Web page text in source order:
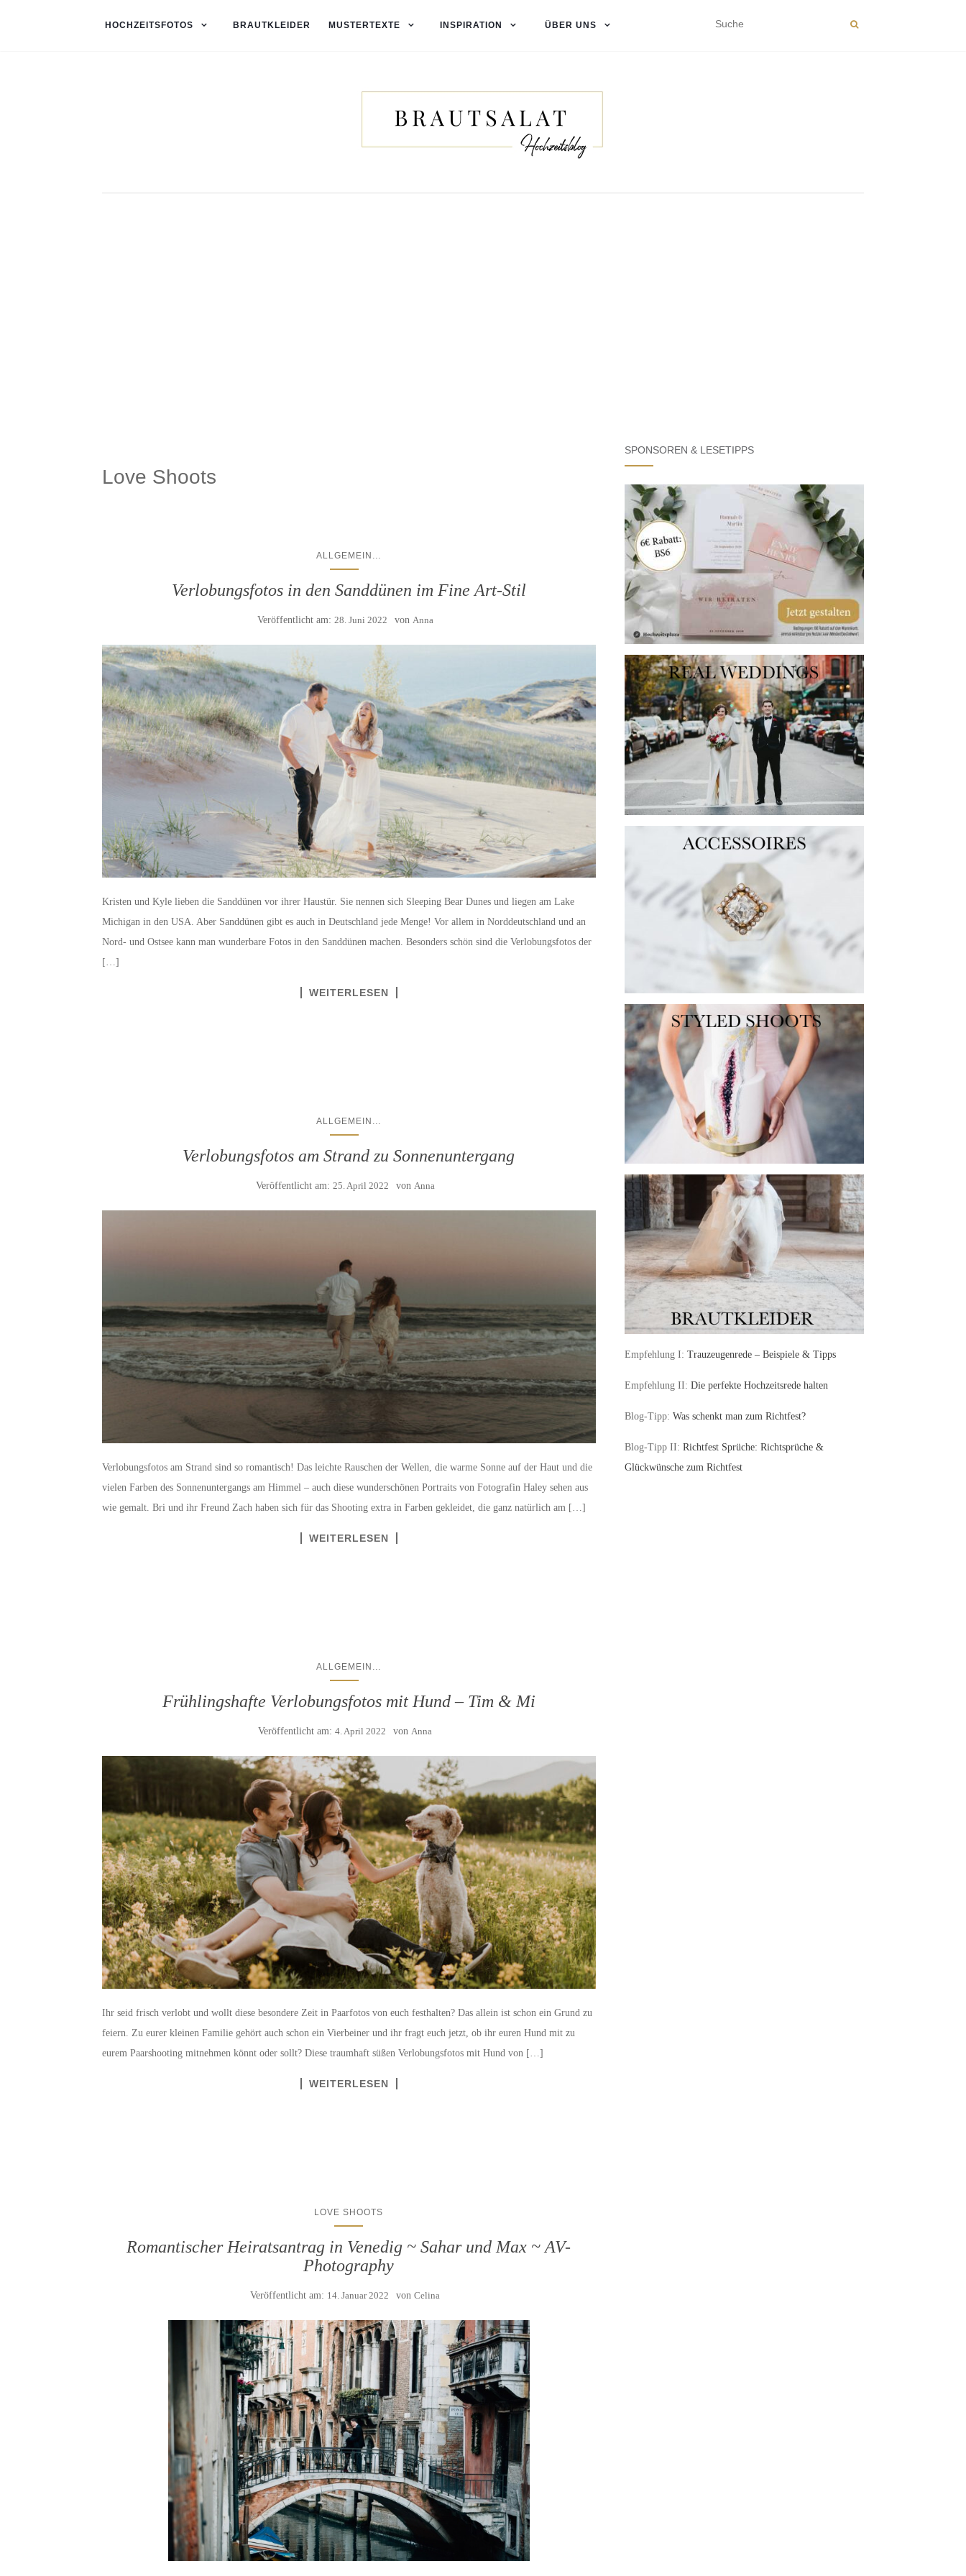
HOCHZEITSFOTOS BRAUTKLEIDER MUSTERTEXTE INSPIRATION ÜBER UNS
Love Shoots
ALLGEMEIN ...
Verlobungsfotos in den Sanddünen im Fine Art-Stil
Veröffentlicht am: 28. Juni 2022 von Anna
Kristen und Kyle lieben die Sanddünen vor ihrer Haustür. Sie nennen sich Sleeping Bear Dunes und liegen am Lake
Michigan in den USA. Aber Sanddünen gibt es auch in Deutschland jede Menge! Vor allem in Norddeutschland und an
Nord- und Ostsee kann man wunderbare Fotos in den Sanddünen machen. Besonders schön sind die Verlobungsfotos der
[…]
WEITERLESEN
ALLGEMEIN
Verlobungsfotos am Strand zu Sonnenuntergang
Veröffentlicht am: 25. April 2022 von Anna
Verlobungsfotos am Strand sind so romantisch! Das leichte Rauschen der Wellen, die warme Sonne auf der Haut und die
vielen Farben des Sonnenuntergangs am Himmel – auch diese wunderschönen Portraits von Fotografin Haley sehen aus
wie gemalt. Bri und ihr Freund Zach haben sich für das Shooting extra in Farben gekleidet, die ganz natürlich am […]
WEITERLESEN
ALLGEMEIN
Frühlingshafte Verlobungsfotos mit Hund – Tim & Mi
Veröffentlicht am:4. April 2022 von Anna
Ihr seid frisch verlobt und wollt diese besondere Zeit in Paarfotos von euch festhalten? Das allein ist schon ein Grund zu
feiern. Zu eurer kleinen Familie gehört auch schon ein Vierbeiner und ihr fragt euch jetzt, ob ihr euren Hund mit zu
eurem Paarshooting mitnehmen könnt oder sollt? Diese traumhaft süßen Verlobungsfotos mit Hund von […]
WEITERLESEN
LOVE SHOOTS
Romantischer Heiratsantrag in Venedig ~ Sahar und Max ~ AV-
Photography
Veröffentlicht am: 14. Januar 2022 vonCelina
SPONSOREN & LESETIPPS
Empfehlung I: Trauzeugenrede – Beispiele & Tipps
Empfehlung II: Die perfekte Hochzeitsrede halten
Blog-Tipp: Was schenkt man zum Richtfest?
Blog-Tipp II: Richtfest Sprüche: Richtsprüche &
Glückwünsche zum Richtfest